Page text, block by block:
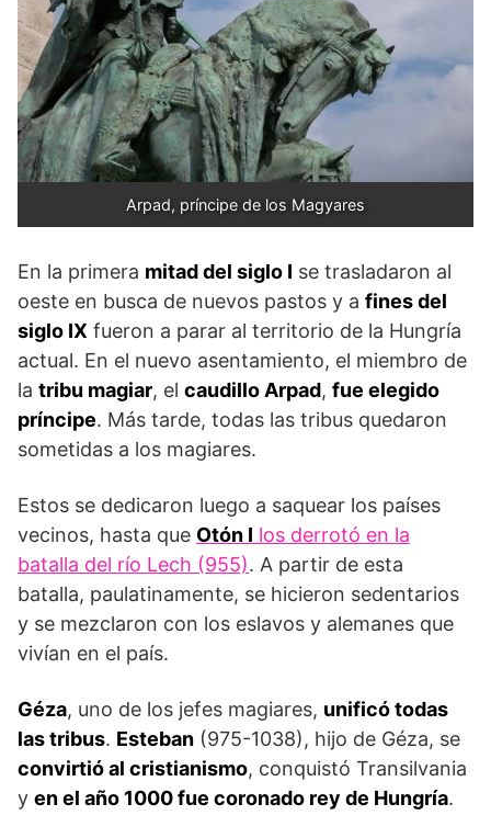
Arpad, príncipe de los Magyares
En la primera mitad del siglo I se trasladaron al
oeste en busca de nuevos pastos y a fines del
siglo IX fueron a parar al territorio de la Hungría
actual. En el nuevo asentamiento, el miembro de
la tribu magiar, el caudillo Arpad, fue elegido
príncipe. Más tarde, todas las tribus quedaron
sometidas a los magiares.
Estos se dedicaron luego a saquear los países
vecinos, hasta que Otón I los derrotó en la
batalla del río Lech (955). A partir de esta
batalla, paulatina­mente, se hicieron sedentarios
y se mezclaron con los eslavos y alemanes que
vivían en el país.
Géza, uno de los jefes magia­res, unificó todas
las tribus. Esteban (975-1038), hijo de Géza, se
convirtió al cristianismo, conquistó Transilvania
y en el año 1000 fue coronado rey de Hungría.